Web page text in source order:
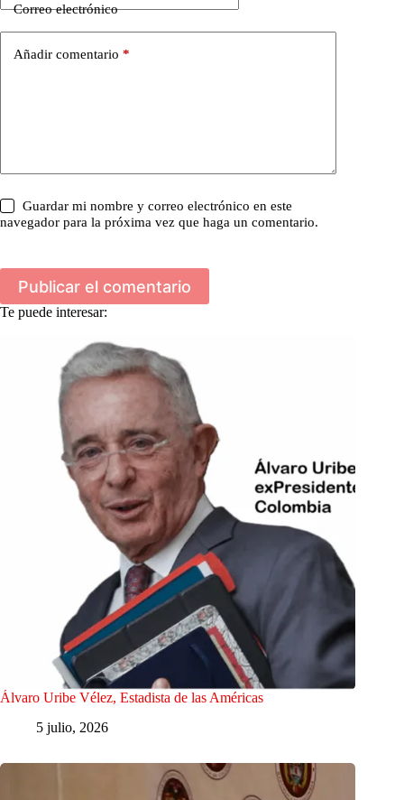
Correo electrónico
Añadir comentario *
Guardar mi nombre y correo electrónico en este
navegador para la próxima vez que haga un comentario.
Publicar el comentario
Te puede interesar:
Álvaro Uribe Vélez, Estadista de las Américas
5 julio, 2026